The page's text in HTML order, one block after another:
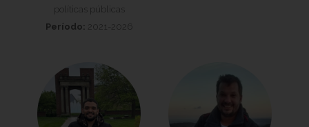
políticas públicas
Período: 2021-2026